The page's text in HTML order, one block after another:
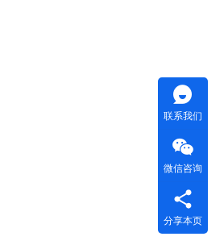
联系我们
微信咨询
分享本页